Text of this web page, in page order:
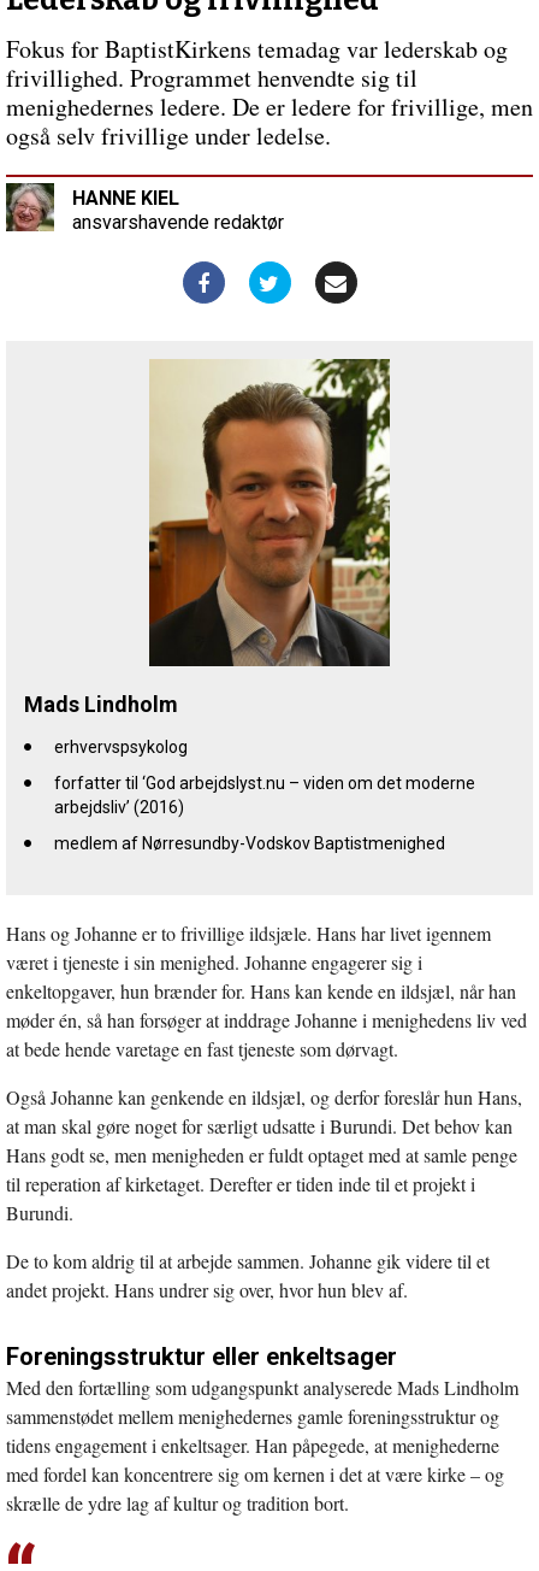
hjælp!
Til
hvem
og
hvornår?
Fokus for BaptistKirkens temadag var lederskab og
frivillighed. Programmet henvendte sig til
menighedernes ledere. De er ledere for frivillige, men
også selv frivillige under ledelse.
HANNE KIEL
ansvarshavende redaktør
Mads Lindholm
erhvervspsykolog
forfatter til ‘God arbejdslyst.nu – viden om det moderne
arbejdsliv’ (2016)
medlem af Nørresundby-Vodskov Baptistmenighed
Hans og Johanne er to frivillige ildsjæle. Hans har livet igennem
været i tjeneste i sin menighed. Johanne engagerer sig i
enkeltopgaver, hun brænder for. Hans kan kende en ildsjæl, når han
møder én, så han forsøger at inddrage Johanne i menighedens liv ved
at bede hende varetage en fast tjeneste som dørvagt.
Også Johanne kan genkende en ildsjæl, og derfor foreslår hun Hans,
at man skal gøre noget for særligt udsatte i Burundi. Det behov kan
Hans godt se, men menigheden er fuldt optaget med at samle penge
til reperation af kirketaget. Derefter er tiden inde til et projekt i
Burundi.
De to kom aldrig til at arbejde sammen. Johanne gik videre til et
andet projekt. Hans undrer sig over, hvor hun blev af.
Foreningsstruktur eller enkeltsager
Med den fortælling som udgangspunkt analyserede Mads Lindholm
sammenstødet mellem menighedernes gamle foreningsstruktur og
tidens engagement i enkeltsager. Han påpegede, at menighederne
med fordel kan koncentrere sig om kernen i det at være kirke – og
skrælle de ydre lag af kultur og tradition bort.